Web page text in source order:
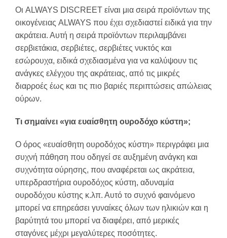
Οι ALWAYS DISCREET είναι μια σειρά προϊόντων της
οικογένειας ALWAYS που έχει σχεδιαστεί ειδικά για την
ακράτεια. Αυτή η σειρά προϊόντων περιλαμβάνει
σερβιετάκια, σερβιέτες, σερβιέτες νυκτός και
εσώρουχα, ειδικά σχεδιασμένα για να καλύψουν τις
ανάγκες ελέγχου της ακράτειας, από τις μικρές
διαρροές έως και τις πιο βαριές περιπτώσεις απώλειας
ούρων.
Τι σημαίνει «για ευαίσθητη ουροδόχο κύστη»;
Ο όρος «ευαίσθητη ουροδόχος κύστη» περιγράφει μια
συχνή πάθηση που οδηγεί σε αυξημένη ανάγκη και
συχνότητα ούρησης, που αναφέρεται ως ακράτεια,
υπερδραστήρια ουροδόχος κύστη, αδυναμία
ουροδόχου κύστης κ.λπ. Αυτό το συχνό φαινόμενο
μπορεί να επηρεάσει γυναίκες όλων των ηλικιών και η
βαρύτητά του μπορεί να διαφέρει, από μερικές
σταγόνες μέχρι μεγαλύτερες ποσότητες.